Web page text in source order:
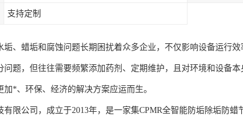
支持定制
垢、蜡垢和腐蚀问题长期困扰着众多企业，不仅影响设备运行
问题，但往往需要频繁添加药剂、定期维护，且对环境和设备
加*、环保、经济的解决方案应运而生。
有限公司，成立于2013年，是一家集CPMR全智能防垢除垢防